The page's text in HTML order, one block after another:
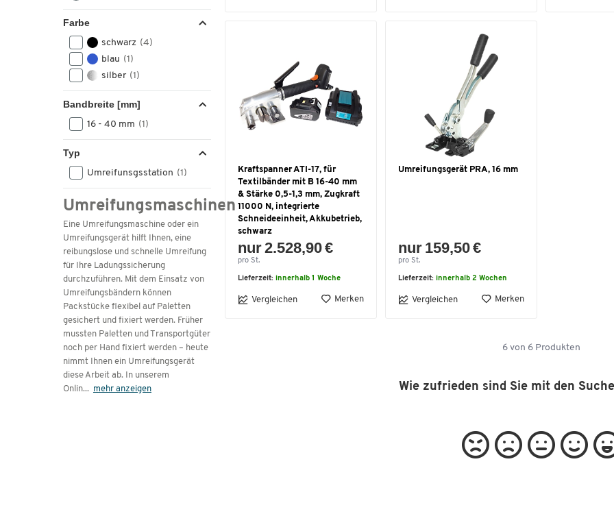
Farbe
schwarz (4)
blau (1)
silber (1)
Bandbreite [mm]
16 - 40 mm (1)
Typ
Umreifunsgsstation (1)
Umreifungsmaschinen
Eine Umreifungsmaschine oder ein
Umreifungsgerät hilft Ihnen, eine
reibungslose und schnelle Umreifung
für Ihre Ladungssicherung
durchzuführen. Mit dem Einsatz von
Umreifungsbändern können
Packstücke flexibel auf Paletten
gesichert und fixiert werden. Früher
mussten Paletten und Transportgüter
noch per Hand fixiert werden – heute
nimmt Ihnen ein Umreifungsgerät
diese Arbeit ab. In unserem
Onlin... mehr anzeigen
Kraftspanner ATI-17, für
Textilbänder mit B 16-40 mm
& Stärke 0,5-1,3 mm, Zugkraft
11000 N, integrierte
Schneideeinheit, Akkubetrieb,
schwarz
nur 2.528,90 €
pro St.
Lieferzeit: innerhalb 1 Woche
Vergleichen Merken
Umreifungsgerät PRA, 16 mm
nur 159,50 €
pro St.
Lieferzeit: innerhalb 2 Wochen
Vergleichen Merken
6 von 6 Produkten
Wie zufrieden sind Sie mit den